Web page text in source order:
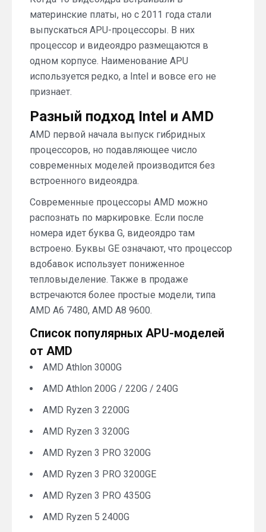
материнские платы, но с 2011 года стали
выпускаться APU-процессоры. В них
процессор и видеоядро размещаются в
одном корпусе. Наименование APU
используется редко, а Intel и вовсе его не
признает.
Разный подход Intel и AMD
AMD первой начала выпуск гибридных
процессоров, но подавляющее число
современных моделей производится без
встроенного видеоядра.
Современные процессоры AMD можно
распознать по маркировке. Если после
номера идет буква G, видеоядро там
встроено. Буквы GE означают, что процессор
вдобавок использует пониженное
тепловыделение. Также в продаже
встречаются более простые модели, типа
AMD A6 7480, AMD A8 9600.
Список популярных APU-моделей
от AMD
AMD Athlon 3000G
AMD Athlon 200G / 220G / 240G
AMD Ryzen 3 2200G
AMD Ryzen 3 3200G
AMD Ryzen 3 PRO 3200G
AMD Ryzen 3 PRO 3200GE
AMD Ryzen 3 PRO 4350G
AMD Ryzen 5 2400G